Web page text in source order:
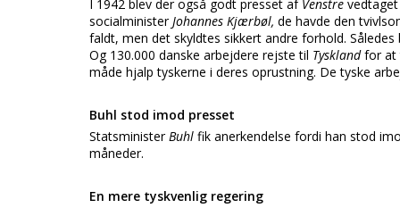
I 1942 blev der også godt presset af Venstre
socialministerJohannes Kjærbøl, de havde den
faldt, men det skyldtes sikkert andre forhold.
Og 130.000 danske arbejdere rejste til Tysklandfor at
måde hjalp tyskerne i deres oprustning. De tyske
Buhl stod imod presset
StatsministerBuhl fik anerkendelse fordi han stod
måneder.
En mere tyskvenlig regering